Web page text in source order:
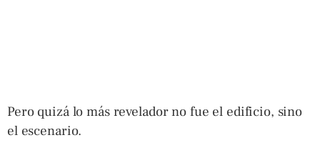
Pero quizá lo más revelador no fue el edificio, sino
el escenario.